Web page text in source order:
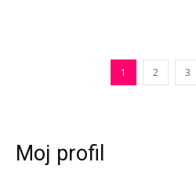
1 2 3
Moj profil